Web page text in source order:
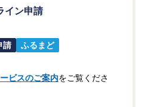
イン申請
請
ふるまど
ビスのご案内をご覧くださ